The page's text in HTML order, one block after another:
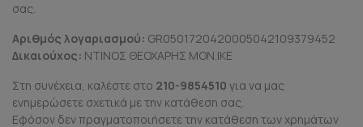
σας.
Αριθμός λογαριασμού: GR0501720420005042109379452
Δικαιούχος: ΝΤΙΝΟΣ ΘΕΟΧΑΡΗΣ ΜΟΝ.ΙΚΕ
Στη συνέχεια, καλέστε στο 210-9854510 για να μας
ενημερώσετε σχετικά με την κατάθεση σας.
Εφόσον δεν πραγματοποιήσετε την κατάθεση των χρημάτων